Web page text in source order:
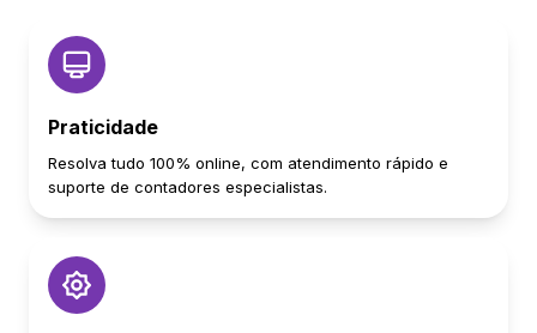
Praticidade
Resolva tudo 100% online, com atendimento rápido e
suporte de contadores especialistas.